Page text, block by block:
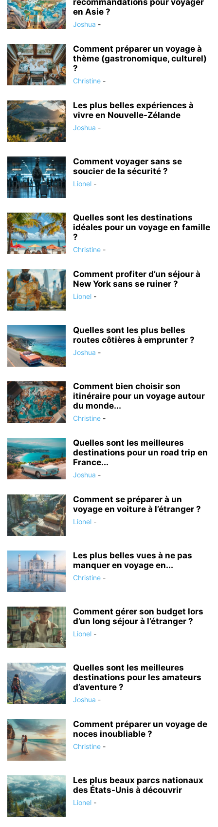
recommandations pour voyager
en Asie ?
Joshua -
Comment préparer un voyage à
thème (gastronomique, culturel)
?
Christine -
Les plus belles expériences à
vivre en Nouvelle-Zélande
Joshua -
Comment voyager sans se
soucier de la sécurité ?
Lionel -
Quelles sont les destinations
idéales pour un voyage en famille
?
Christine -
Comment profiter d’un séjour à
New York sans se ruiner ?
Lionel -
Quelles sont les plus belles
routes côtières à emprunter ?
Joshua -
Comment bien choisir son
itinéraire pour un voyage autour
du monde...
Christine -
Quelles sont les meilleures
destinations pour un road trip en
France...
Joshua -
Comment se préparer à un
voyage en voiture à l’étranger ?
Lionel -
Les plus belles vues à ne pas
manquer en voyage en...
Christine -
Comment gérer son budget lors
d’un long séjour à l’étranger ?
Lionel -
Quelles sont les meilleures
destinations pour les amateurs
d’aventure ?
Joshua -
Comment préparer un voyage de
noces inoubliable ?
Christine -
Les plus beaux parcs nationaux
des États-Unis à découvrir
Lionel -